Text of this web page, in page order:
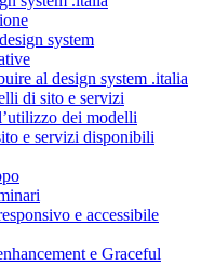
system
al design system .italia
di sito e servizi
dei modelli
e servizi disponibili
e accessibile
e Graceful